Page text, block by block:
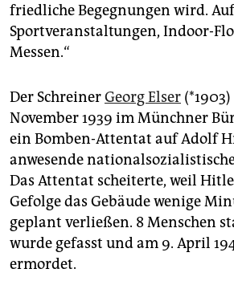
friedliche Begegnungen wird.
Sportveranstaltungen, Indoor-
Messen.“
Der SchreinerGeorg Elser
November 1939 im Münchner
ein Bomben-Attentat auf Adolf
anwesende
Das Attentat scheiterte, weil
Gefolge das Gebäude wenige
geplant verließen. 8 Menschen
wurde gefasst und am 9. April
ermordet.